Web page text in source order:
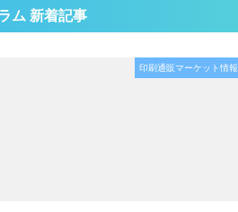
ム 新着記事
印刷通販マーケット情報